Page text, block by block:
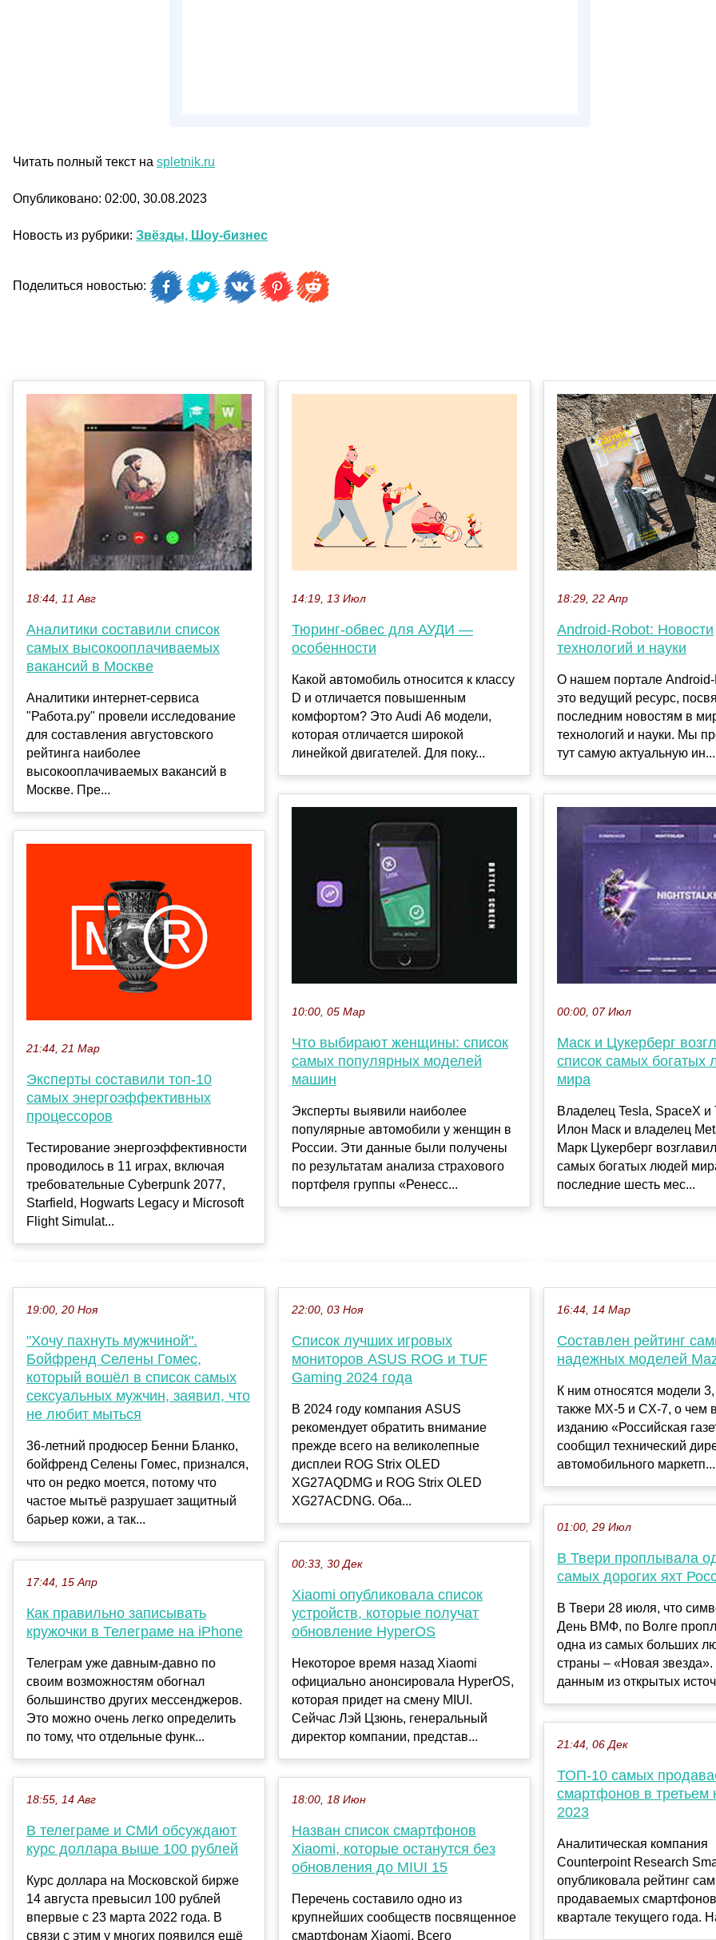
Читать полный текст на spletnik.ru
Опубликовано: 02:00, 30.08.2023
Новость из рубрики: Звёзды, Шоу-бизнес
Поделиться новостью:
18:44, 11 Авг
Аналитики составили список
самых высокооплачиваемых
вакансий в Москве
Аналитики интернет-сервиса
"Работа.ру" провели исследование
для составления августовского
рейтинга наиболее
высокооплачиваемых вакансий в
Москве. Пре...
21:44, 21 Мар
Эксперты составили топ-10
самых энергоэффективных
процессоров
Тестирование энергоэффективности
проводилось в 11 играх, включая
требовательные Cyberpunk 2077,
Starfield, Hogwarts Legacy и Microsoft
Flight Simulat...
14:19, 13 Июл
Тюринг-обвес для АУДИ —
особенности
Какой автомобиль относится к классу
D и отличается повышенным
комфортом? Это Audi А6 модели,
которая отличается широкой
линейкой двигателей. Для поку...
10:00, 05 Мар
Что выбирают женщины: список
самых популярных моделей
машин
Эксперты выявили наиболее
популярные автомобили у женщин в
России. Эти данные были получены
по результатам анализа страхового
портфеля группы «Ренесс...
18:29, 22 Апр
Android-Robot: Новости
технологий и науки
О нашем портале
это ведущий ресурс,
последним новостям в
технологий и науки. Мы
тут самую актуальную ин...
00:00, 07 Июл
Маск и Цукерберг
список самых богатых
мира
Владелец Tesla, SpaceX и
Илон Маск и владелец
Марк Цукерберг
самых богатых людей
последние шесть мес...
19:00, 20 Ноя
"Хочу пахнуть мужчиной".
Бойфренд Селены Гомес,
который вошёл в список самых
сексуальных мужчин, заявил, что
не любит мыться
36-летний продюсер Бенни Бланко,
бойфренд Селены Гомес, признался,
что он редко моется, потому что
частое мытьё разрушает защитный
барьер кожи, а так...
17:44, 15 Апр
Как правильно записывать
кружочки в Телеграме на iPhone
Телеграм уже давным-давно по
своим возможностям обогнал
большинство других мессенджеров.
Это можно очень легко определить
по тому, что отдельные функ...
18:55, 14 Авг
В телеграме и СМИ обсуждают
курс доллара выше 100 рублей
Курс доллара на Московской бирже
14 августа превысил 100 рублей
впервые с 23 марта 2022 года. В
связи с этим у многих появился ещё
22:00, 03 Ноя
Список лучших игровых
мониторов ASUS ROG и TUF
Gaming 2024 года
В 2024 году компания ASUS
рекомендует обратить внимание
прежде всего на великолепные
дисплеи ROG Strix OLED
XG27AQDMG и ROG Strix OLED
XG27ACDNG. Оба...
00:33, 30 Дек
Xiaomi опубликовала список
устройств, которые получат
обновление HyperOS
Некоторое время назад Xiaomi
официально анонсировала HyperOS,
которая придет на смену MIUI.
Сейчас Лэй Цзюнь, генеральный
директор компании, представ...
18:00, 18 Июн
Назван список смартфонов
Xiaomi, которые останутся без
обновления до MIUI 15
Перечень составило одно из
крупнейших сообществ посвященное
смартфонам Xiaomi. Всего
16:44, 14 Мар
Составлен рейтинг
надежных моделей
К ним относятся модели
также MX-5 и CX-7, о чем
изданию «Российская
сообщил технический
автомобильного маркетп...
01:00, 29 Июл
В Твери проплывала
самых дорогих яхт
В Твери 28 июля, что
День ВМФ, по Волге
одна из самых больших
страны – «Новая
данным из открытых
21:44, 06 Дек
ТОП-10 самых
смартфонов в третьем
2023
Аналитическая компания
Counterpoint Research
опубликовала рейтинг
продаваемых смартфонов
квартале текущего года.